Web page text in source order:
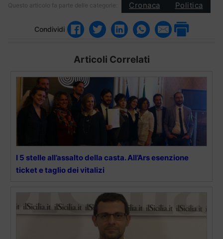
Questo articolo fa parte delle categorie: Cronaca Politica
Condividi
Articoli Correlati
I 5 stelle all’assalto della casta. All’Ars esenzione
ticket e taglio dei vitalizi